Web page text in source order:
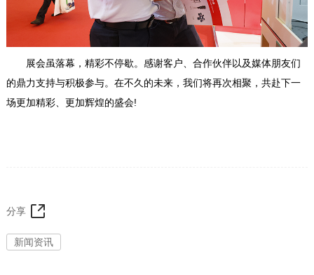
展会虽落幕，精彩不停歇。感谢客户、合作伙伴以及媒体朋友们
的鼎力支持与积极参与。在不久的未来，我们将再次相聚，共赴下一
场更加精彩、更加辉煌的盛会!
分享
新闻资讯